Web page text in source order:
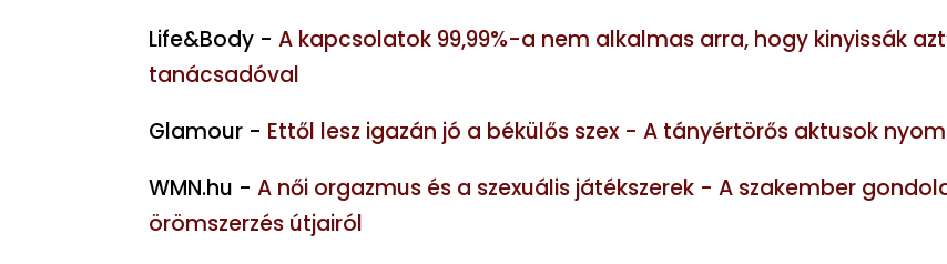
Life&Body -A kapcsolatok 99,99%-a nem alkalmas arra, hogy kinyissák
tanácsadóval
Glamour - Ettől lesz igazán jó a békülős szex - A tányértörős aktusok
WMN.hu -A női orgazmus és a szexuális játékszerek - A szakember
örömszerzés útjairól